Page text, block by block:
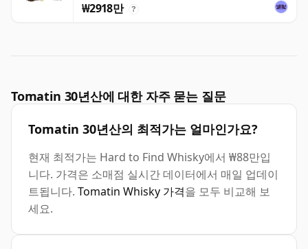
₩2918만 ?
Tomatin 30년산에 대한 자주 묻는 질문
Tomatin 30년산의 최적가는 얼마인가요?
현재 최적가는 Hard to Find Whisky에서 ₩88만입
니다. 가격은 소매점 실시간 데이터에서 매일 업데이
트됩니다. Tomatin Whisky 가격을 모두 비교해 보
세요.